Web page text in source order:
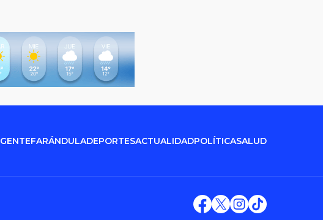
GENTEFARÁNDULADEPORTESACTUALIDADPOLÍTICASALUD